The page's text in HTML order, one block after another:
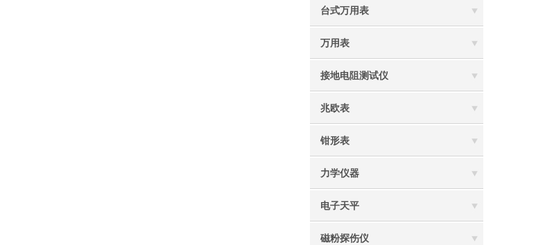
台式万用表
万用表
接地电阻测试仪
兆欧表
钳形表
力学仪器
电子天平
磁粉探伤仪